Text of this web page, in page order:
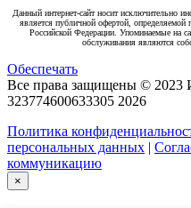
Данный интернет-сайт носит исключительно
является публичной офертой,
Российской Федерации. Упоминаемые на
обслуживания являются
Обеспечать
Все права защищены ©
323774600633305 2026
Политика
персональных данных |
коммуникацию
×